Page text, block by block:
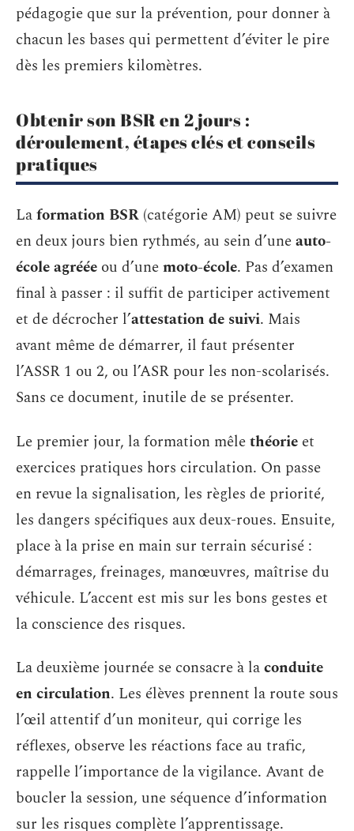
pédagogie que sur la prévention, pour donner à
chacun les bases qui permettent d’éviter le pire
dès les premiers kilomètres.
Obtenir son BSR en 2 jours :
déroulement, étapes clés et conseils
pratiques
Laformation BSR (catégorie AM) peut se suivre
en deux jours bien rythmés, au sein d’uneauto-
école agréée ou d’unemoto-école. Pas d’examen
final à passer : il suffit de participer activement
et de décrocher l’attestation de suivi. Mais
avant même de démarrer, il faut présenter
l’ASSR 1 ou 2, ou l’ASR pour les non-scolarisés.
Sans ce document, inutile de se présenter.
Le premier jour, la formation mêlethéorie et
exercices pratiques hors circulation. On passe
en revue la signalisation, les règles de priorité,
les dangers spécifiques aux deux-roues. Ensuite,
place à la prise en main sur terrain sécurisé :
démarrages, freinages, manœuvres, maîtrise du
véhicule. L’accent est mis sur les bons gestes et
la conscience des risques.
La deuxième journée se consacre à laconduite
en circulation. Les élèves prennent la route sous
l’œil attentif d’un moniteur, qui corrige les
réflexes, observe les réactions face au trafic,
rappelle l’importance de la vigilance. Avant de
boucler la session, une séquence d’information
sur les risques complète l’apprentissage.